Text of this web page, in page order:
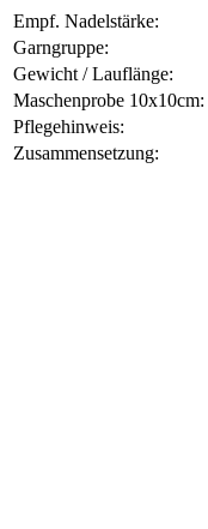
Empf. Nadelstärke:
Garngruppe:
Gewicht / Lauflänge:
Maschenprobe 10x10cm:
Pflegehinweis:
Zusammensetzung: